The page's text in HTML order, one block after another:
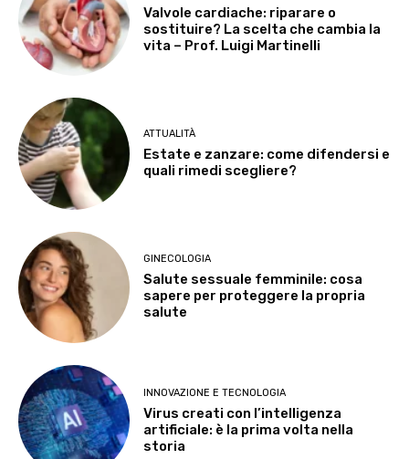
Valvole cardiache: riparare o
sostituire? La scelta che cambia la
vita – Prof. Luigi Martinelli
ATTUALITÀ
Estate e zanzare: come difendersi e
quali rimedi scegliere?
GINECOLOGIA
Salute sessuale femminile: cosa
sapere per proteggere la propria
salute
INNOVAZIONE E TECNOLOGIA
Virus creati con l’intelligenza
artificiale: è la prima volta nella
storia